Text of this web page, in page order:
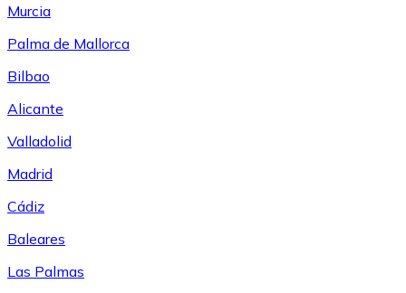
Murcia
Palma de Mallorca
Bilbao
Alicante
Valladolid
Madrid
Cádiz
Baleares
Las Palmas